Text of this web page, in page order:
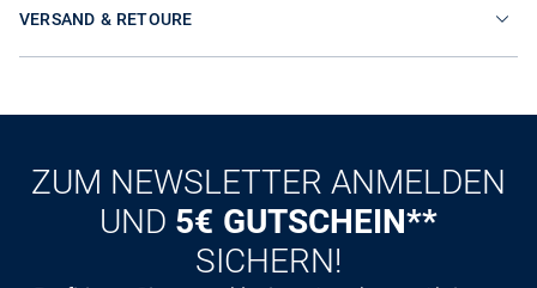
VERSAND & RETOURE
ZUM NEWSLETTER ANMELDEN
UND 5€ GUTSCHEIN**
SICHERN!